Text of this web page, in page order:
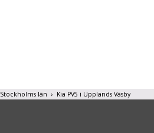
Stockholms län Kia PV5 i Upplands Väsby